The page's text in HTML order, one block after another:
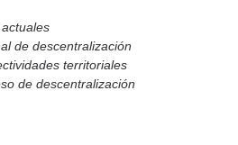
de descentralización
territoriales
de descentralización